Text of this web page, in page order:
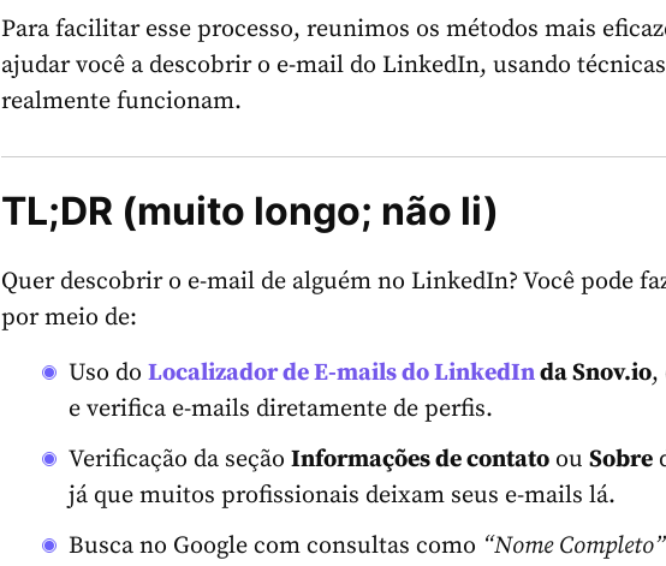
Para facilitar esse processo, reunimos os métodos mais
ajudar você a descobrir o e-mail do LinkedIn, usando
realmente funcionam.
TL;DR (muito longo; não li)
Quer descobrir o e-mail de alguém no LinkedIn? Você pode
por meio de:
Uso do Localizador de E-mails doLinkedInda Snov.io,
e verifica e-mails diretamente de perfis.
Verificação da seção Informações de contato ou Sobre
já que muitos profissionais deixam seus e-mails lá.
Busca no Google com consultas como “Nome Completo”